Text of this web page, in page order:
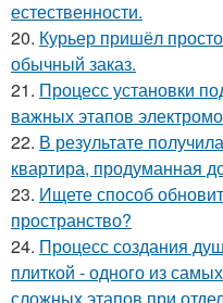
естественности.
20. Курьер пришёл
обычный заказ.
21. Процесс установки
важных этапов
22. В результате
квартира, продуманная
23. Ищете способ
пространство?
24. Процесс создания
плиткой - одного из